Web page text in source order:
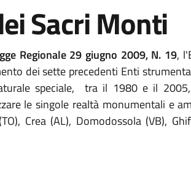
Sacri Monti
Regionale 29 giugno 2009, N. 19,
dei sette precedenti Enti
speciale, tra il 1980 e il
le singole realtà monumentali e
Crea (AL), Domodossola (VB),